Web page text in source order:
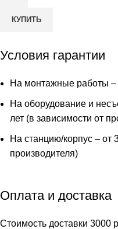
КУПИТЬ
Условия гарантии
На монтажные работы –
На оборудование и
лет (в зависимости от
На станцию/корпус – от
производителя)
Оплата и доставка
Стоимость доставки 3000